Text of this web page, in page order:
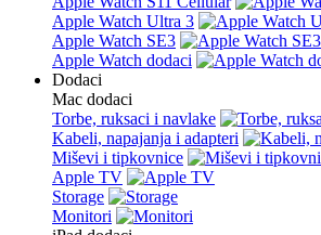
Apple Watch Ultra 3
Apple Watch SE3
Apple Watch dodaci
Dodaci
Mac dodaci
Torbe, ruksaci i navlake
Kabeli, napajanja i adapteri
Miševi i tipkovnice
Apple TV
Storage
Monitori